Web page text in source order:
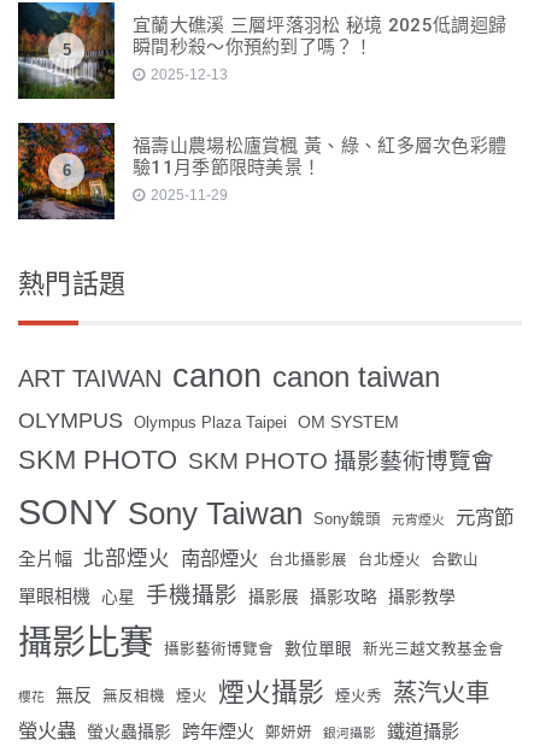
5
宜蘭大礁溪 三層坪落羽松 秘境 2025低調迴歸
瞬間秒殺～你預約到了嗎？！
2025-12-13
6
福壽山農場松廬賞楓 黃、綠、紅多層次色彩體
驗11月季節限時美景！
2025-11-29
熱門話題
ART TAIWAN canon canon taiwan
OLYMPUS Olympus Plaza Taipei OM SYSTEM
SKM PHOTO SKM PHOTO 攝影藝術博覽會
SONY Sony Taiwan Sony鏡頭 元宵煙火 元宵節
全片幅 北部煙火 南部煙火 台北攝影展 台北煙火 合歡山
單眼相機 心星 手機攝影 攝影展 攝影攻略 攝影教學
攝影比賽 攝影藝術博覽會 數位單眼 新光三越文教基金會
櫻花 無反 無反相機 煙火 煙火攝影 煙火秀 蒸汽火車
螢火蟲 螢火蟲攝影 跨年煙火 鄭妍妍 銀河攝影 鐵道攝影